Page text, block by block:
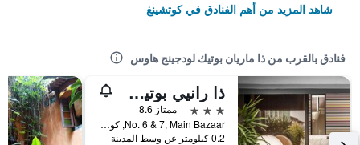
شاهد المزيد من أهم الفنادق في كوتشينغ
فنادق بالقرب من ذا ماريان بوتيك لودجينج هاوس
ذا رانيي بوتيك سويتس
3 نجوم
ممتاز 8.6
No. 6 & 7, Main Bazaar, كوتشينغ, ماليزيا
0.2 كيلومتر عن وسط المدينة